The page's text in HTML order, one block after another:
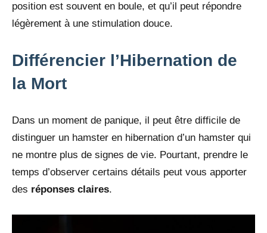
position est souvent en boule, et qu’il peut répondre
légèrement à une stimulation douce.
Différencier l’Hibernation de
la Mort
Dans un moment de panique, il peut être difficile de
distinguer un hamster en hibernation d’un hamster qui
ne montre plus de signes de vie. Pourtant, prendre le
temps d’observer certains détails peut vous apporter
des réponses claires.